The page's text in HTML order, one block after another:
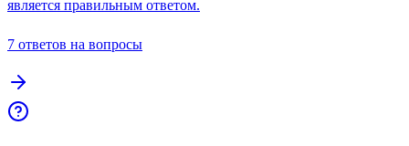
является правильным ответом.
7 ответов на вопросы